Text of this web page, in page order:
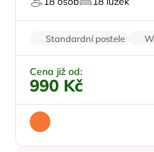
Standardní postele
Balkon/terasa
Cena již od:
990 Kč